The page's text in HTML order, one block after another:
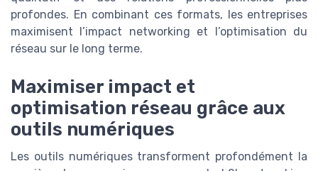
profondes. En combinant ces formats, les entreprises
maximisent l’impact networking et l’optimisation du
réseau sur le long terme.
Maximiser impact et
optimisation réseau grâce aux
outils numériques
Les outils numériques transforment profondément la